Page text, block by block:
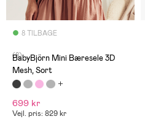
8 TILBAGE
(8)
BabyBjörn Mini Bæresele 3D
Mesh, Sort
699 kr
Vejl. pris: 829 kr